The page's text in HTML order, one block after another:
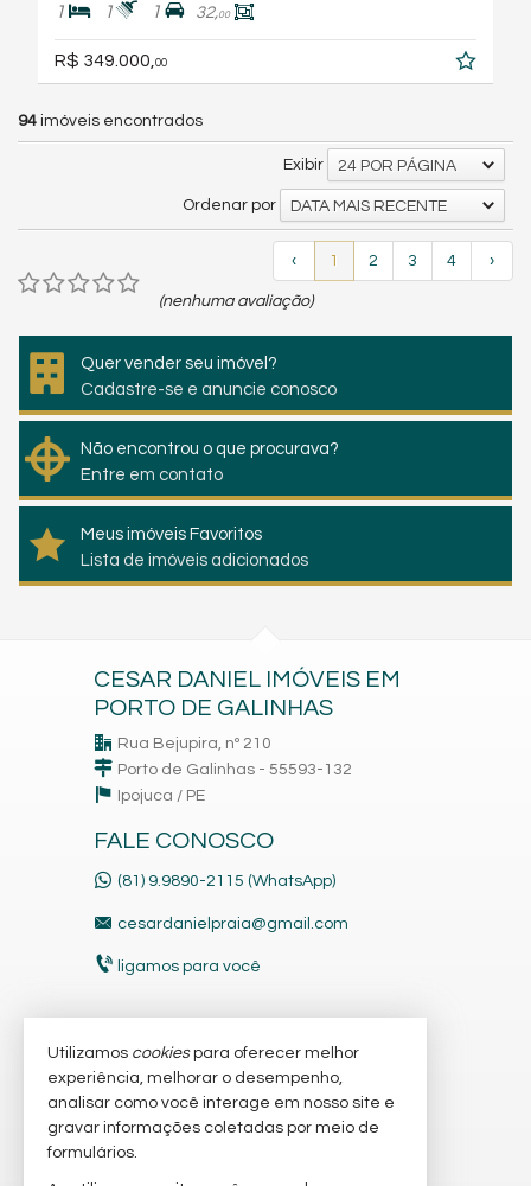
1 1 1 32,00
R$ 349.000, 00
94 imóveis encontrados
Exibir 24 POR PÁGINA
Ordenar por DATA MAIS RECENTE
‹ 1 2 3 4 ›
(nenhuma avaliação)
Quer vender seu imóvel?
Cadastre-se e anuncie conosco
Não encontrou o que procurava?
Entre em contato
Meus imóveis Favoritos
Lista de imóveis adicionados
CESAR DANIEL IMÓVEIS EM
PORTO DE GALINHAS
Rua Bejupira, nº 210
Porto de Galinhas - 55593-132
Ipojuca / PE
FALE CONOSCO
(81) 9.9890-2115 (WhatsApp)
cesardanielpraia@gmail.com
ligamos para você
VEJA MAIS
receba nosso newsletter
Utilizamos cookiespara oferecer melhor
experiência, melhorar o desempenho,
analisar como você interage em nosso site e
gravar informações coletadas por meio de
formulários.